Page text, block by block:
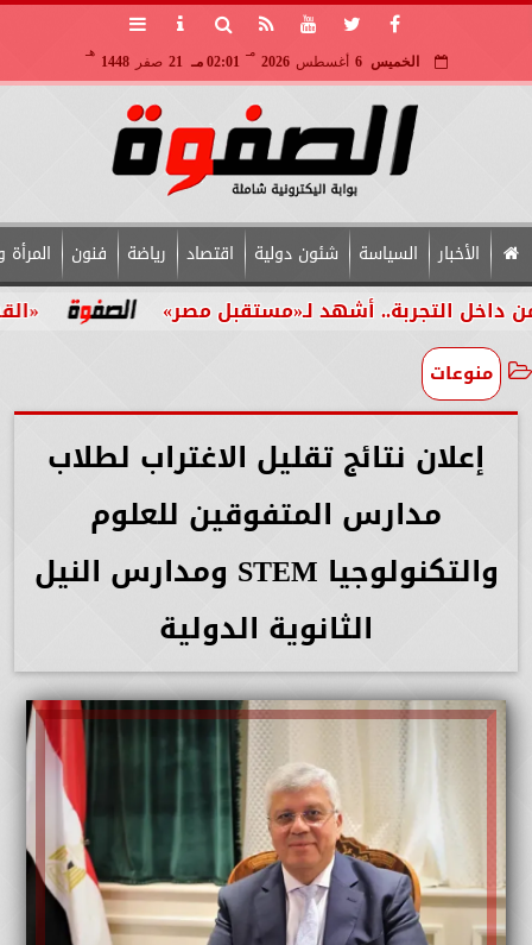
الخميس 6 أغسطس 2026
مـ
02:01 مـ 21 صفر 1448
هـ
الأخبار السياسة شئون دولية اقتصاد رياضة فنون
«القومي أشهد لـ«مستقبل مصر»
منوعات
إعلان نتائج تقليل الاغتراب لطلاب
مدارس المتفوقين للعلوم
والتكنولوجيا STEM ومدارس النيل
الثانوية الدولية